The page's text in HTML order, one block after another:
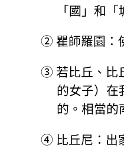
「國」和
② 瞿師羅園：
③ 若比丘、比
的女子）在
的。相當的
④ 比丘尼：出